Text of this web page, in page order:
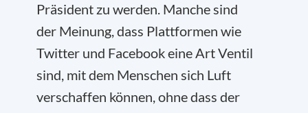
Präsident zu werden. Manche sind
der Meinung, dass Plattformen wie
Twitter und Facebook eine Art Ventil
sind, mit dem Menschen sich Luft
verschaffen können, ohne dass der